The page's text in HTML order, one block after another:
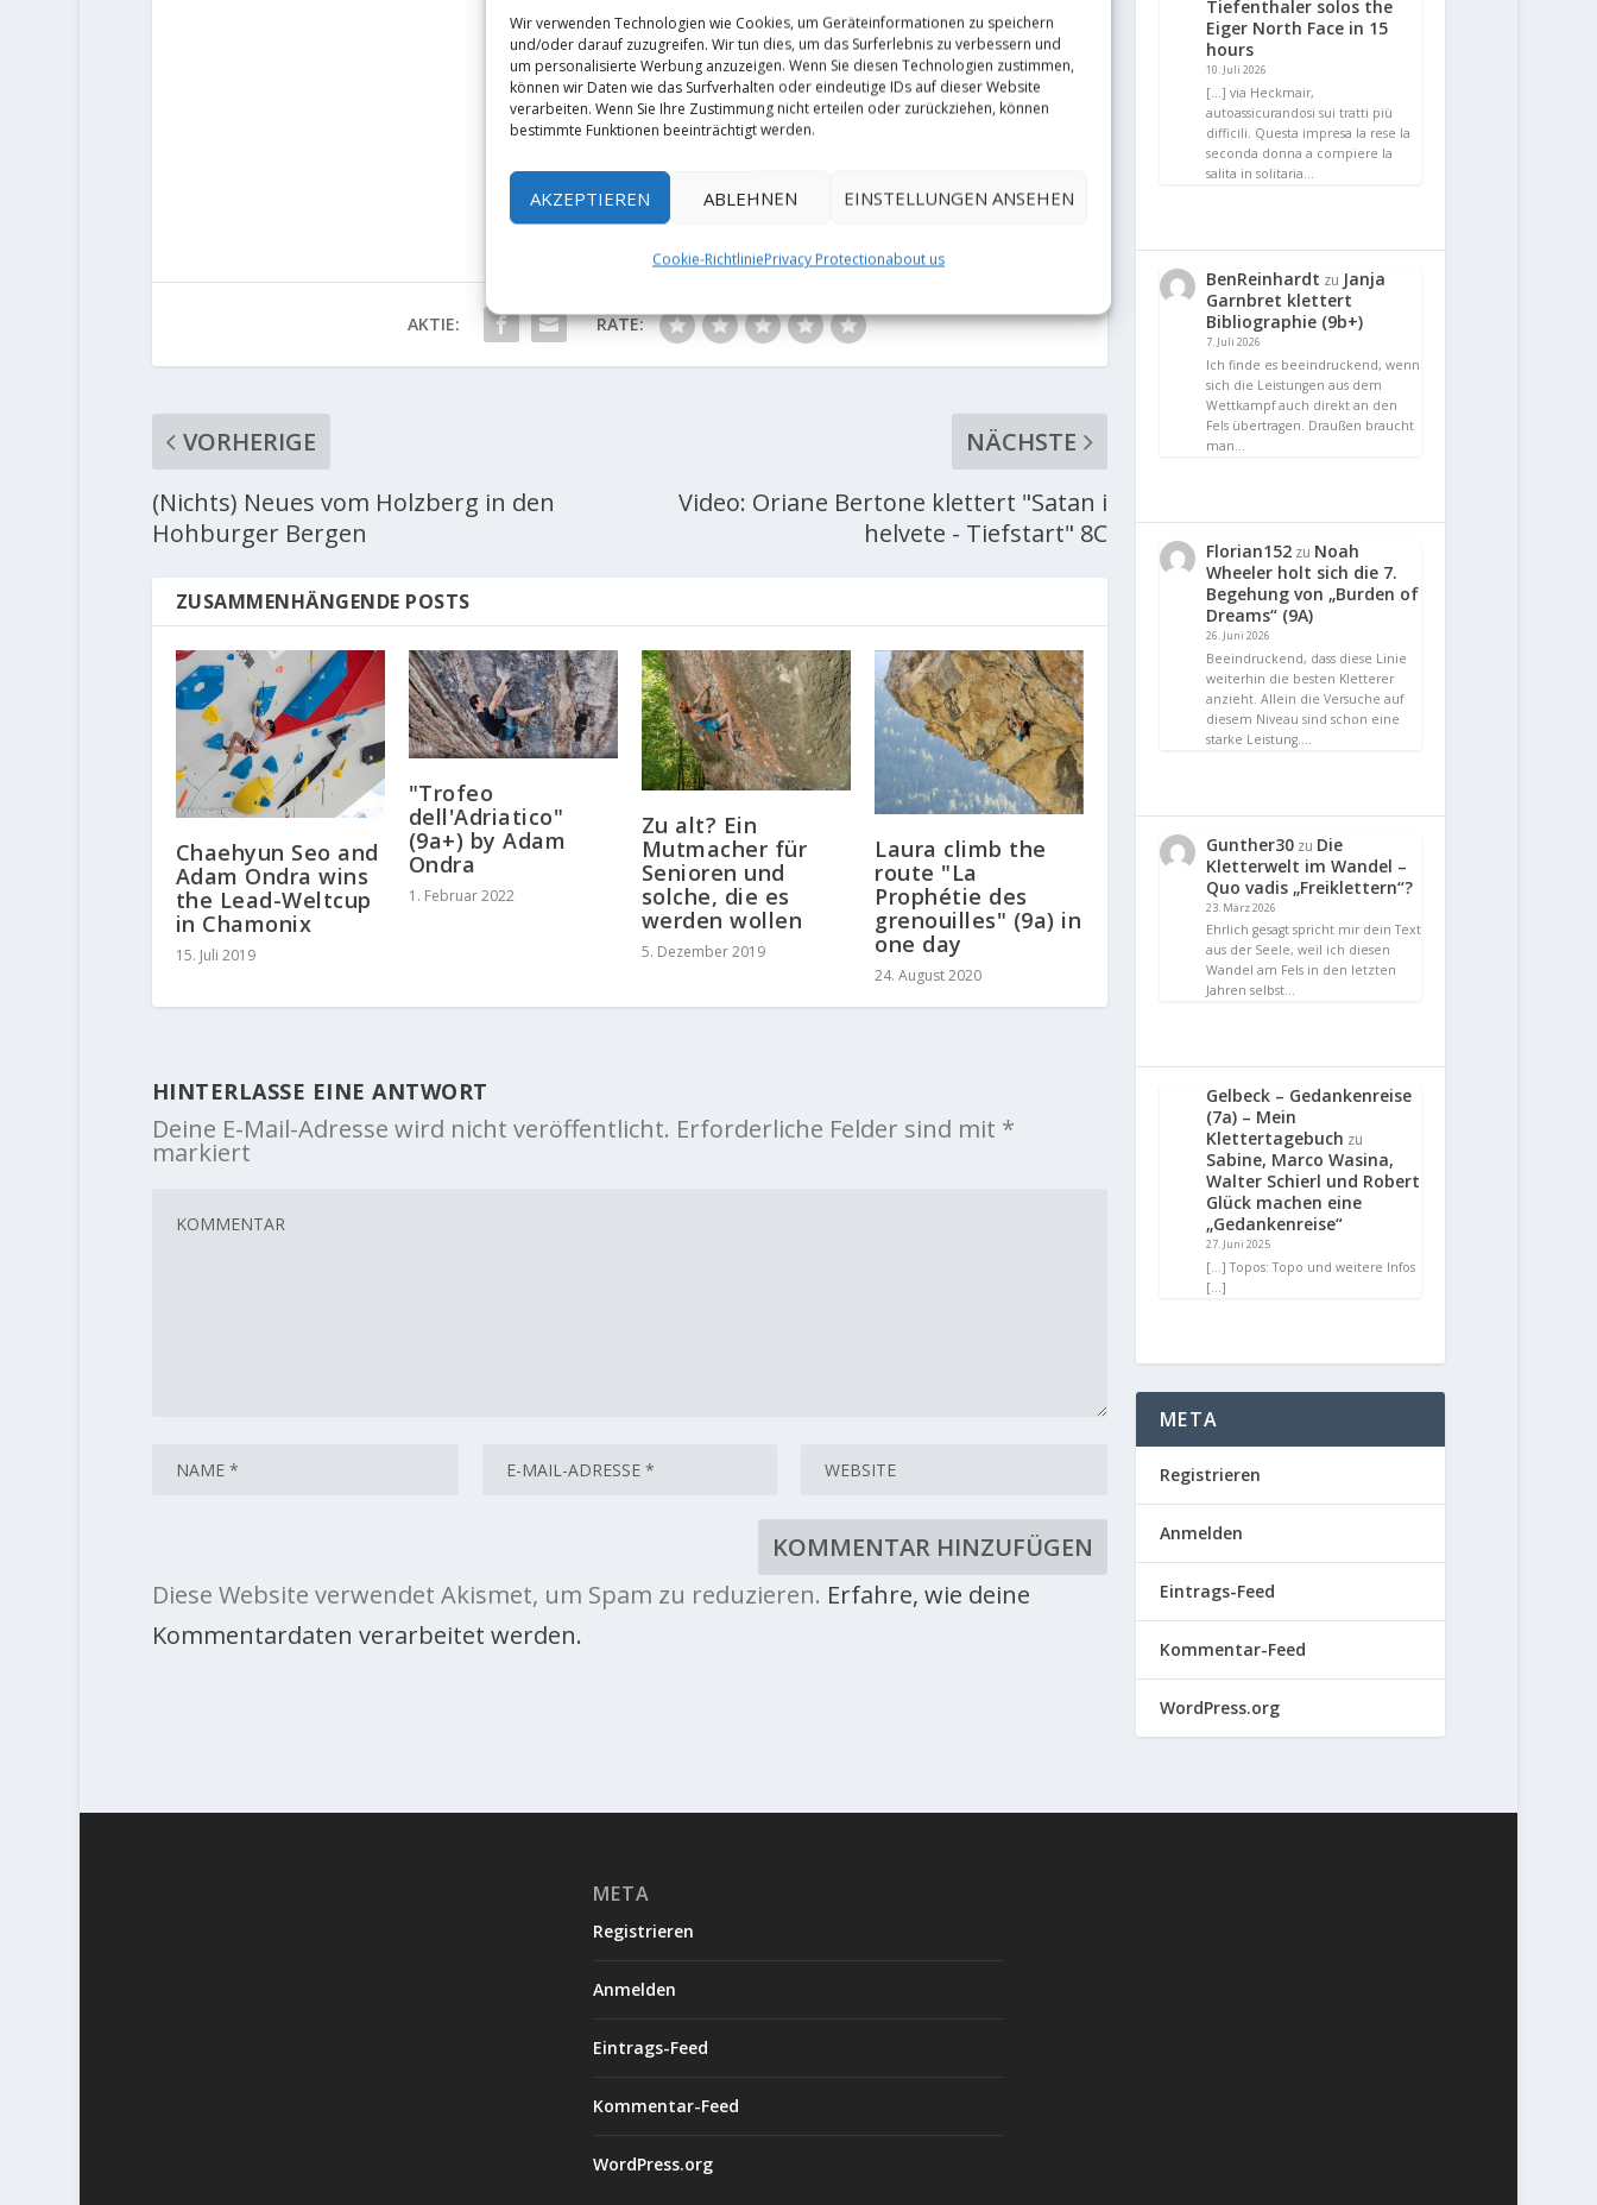
Wir verwenden Technologien wie Cookies, um Geräteinformationen zu speichern
und/oder darauf zuzugreifen. Wir tun dies, um das Surferlebnis zu verbessern und
um personalisierte Werbung anzuzeigen. Wenn Sie diesen Technologien zustimmen,
können wir Daten wie das Surfverhalten oder eindeutige IDs auf dieser Website
verarbeiten. Wenn Sie Ihre Zustimmung nicht erteilen oder zurückziehen, können
bestimmte Funktionen beeinträchtigt werden.
AKZEPTIEREN ABLEHNEN EINSTELLUNGEN ANSEHEN
Cookie-RichtliniePrivacy Protectionabout us
AKTIE: RATE:
VORHERIGE
(Nichts) Neues vom Holzberg in den
Hohburger Bergen
NÄCHSTE
Video: Oriane Bertone klettert "Satan i
helvete - Tiefstart" 8C
ZUSAMMENHÄNGENDE POSTS
Chaehyun Seo and
Adam Ondra wins
the Lead-Weltcup
in Chamonix
15. Juli 2019
"Trofeo
dell'Adriatico"
(9a+) by Adam
Ondra
1. Februar 2022
Zu alt? Ein
Mutmacher für
Senioren und
solche, die es
werden wollen
5. Dezember 2019
Laura climb the
route "La
Prophétie des
grenouilles" (9a) in
one day
24. August 2020
HINTERLASSE EINE ANTWORT
Deine E-Mail-Adresse wird nicht veröffentlicht. Erforderliche Felder sind mit *
markiert
Diese Website verwendet Akismet, um Spam zu reduzieren. Erfahre, wie deine
Kommentardaten verarbeitet werden.
Tiefenthaler solos the
Eiger North Face in 15
hours
10. Juli 2026
[…] via Heckmair,
autoassicurandosi sui tratti più
difficili. Questa impresa la rese la
seconda donna a compiere la
salita in solitaria…
BenReinhardt zu Janja
Garnbret klettert
Bibliographie (9b+)
7. Juli 2026
Ich finde es beeindruckend, wenn
sich die Leistungen aus dem
Wettkampf auch direkt an den
Fels übertragen. Draußen braucht
man…
Florian152 zu Noah
Wheeler holt sich die 7.
Begehung von „Burden of
Dreams“ (9A)
26. Juni 2026
Beeindruckend, dass diese Linie
weiterhin die besten Kletterer
anzieht. Allein die Versuche auf
diesem Niveau sind schon eine
starke Leistung.…
Gunther30 zu Die
Kletterwelt im Wandel –
Quo vadis „Freiklettern“?
23. März 2026
Ehrlich gesagt spricht mir dein Text
aus der Seele, weil ich diesen
Wandel am Fels in den letzten
Jahren selbst…
Gelbeck – Gedankenreise
(7a) – Mein
Klettertagebuch zu
Sabine, Marco Wasina,
Walter Schierl und Robert
Glück machen eine
„Gedankenreise“
27. Juni 2025
[…] Topos: Topo und weitere Infos
[…]
META
Registrieren
Anmelden
Eintrags-Feed
Kommentar-Feed
WordPress.org
META
Registrieren
Anmelden
Eintrags-Feed
Kommentar-Feed
WordPress.org